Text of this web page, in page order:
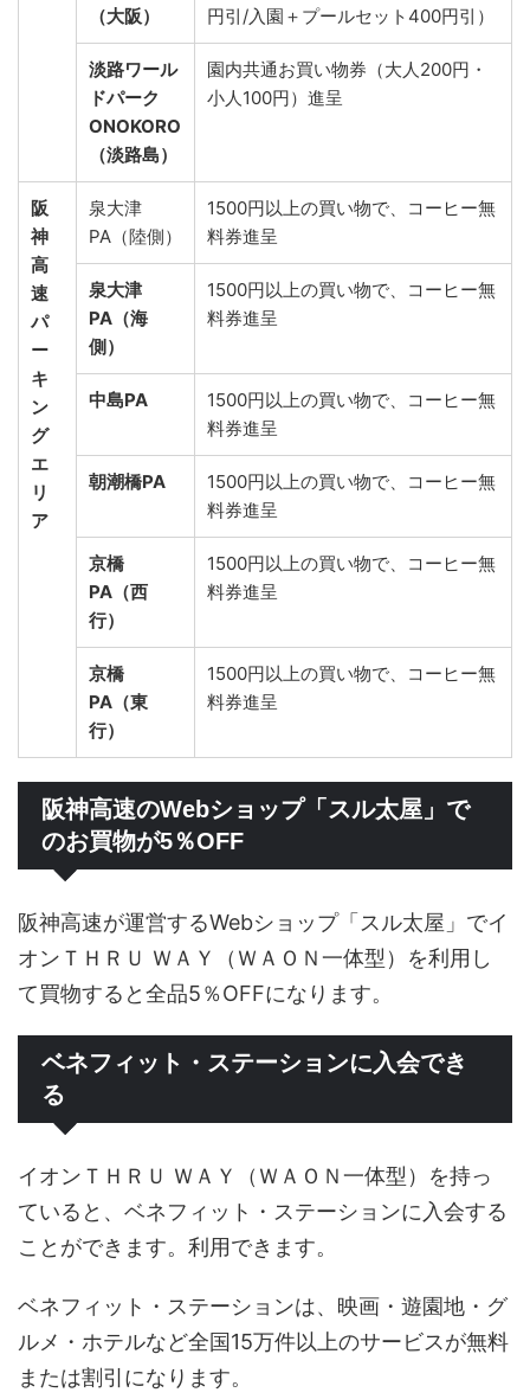
（大阪）
円引/入園＋プールセット400円引）
淡路ワール
ドパーク
ONOKORO
（淡路島）
園内共通お買い物券（大人200円・
小人100円）進呈
阪
神
高
速
パ
ー
キ
ン
グ
エ
リ
ア
泉大津
PA（陸側）
1500円以上の買い物で、コーヒー無
料券進呈
泉大津
PA（海
側）
1500円以上の買い物で、コーヒー無
料券進呈
中島PA
1500円以上の買い物で、コーヒー無
料券進呈
朝潮橋PA
1500円以上の買い物で、コーヒー無
料券進呈
京橋
PA（西
行）
1500円以上の買い物で、コーヒー無
料券進呈
京橋
PA（東
行）
1500円以上の買い物で、コーヒー無
料券進呈
阪神高速のWebショップ「スル太屋」で
のお買物が5％OFF
阪神高速が運営するWebショップ「スル太屋」でイ
オンＴＨＲＵ ＷＡＹ（ＷＡＯＮ一体型）を利用し
て買物すると全品5％OFFになります。
ベネフィット・ステーションに入会でき
る
イオンＴＨＲＵ ＷＡＹ（ＷＡＯＮ一体型）を持っ
ていると、ベネフィット・ステーションに入会する
ことができます。利用できます。
ベネフィット・ステーションは、映画・遊園地・グ
ルメ・ホテルなど全国15万件以上のサービスが無料
または割引になります。